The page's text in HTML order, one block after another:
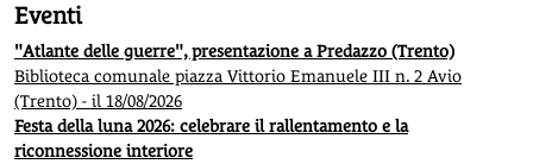
Eventi
"Atlante delle guerre", presentazione a Predazzo (Trento)
Biblioteca comunale piazza Vittorio Emanuele III n. 2 Avio
(Trento) - il 18/08/2026
Festa della luna 2026: celebrare il rallentamento e la
riconnessione interiore